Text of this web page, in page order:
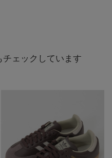
ェックしています